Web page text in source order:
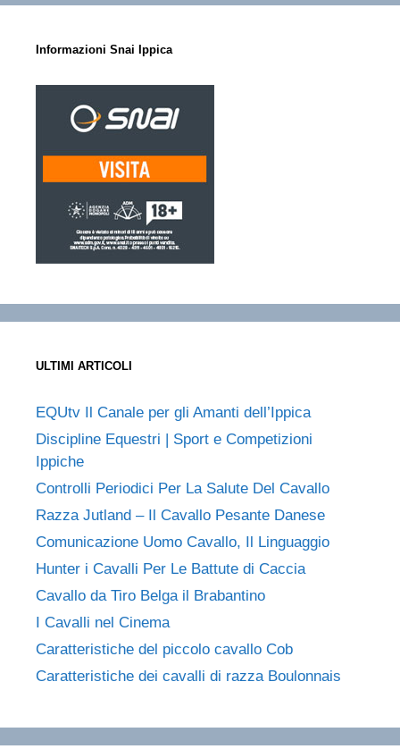
Informazioni Snai Ippica
ULTIMI ARTICOLI
EQUtv Il Canale per gli Amanti dell’Ippica
Discipline Equestri | Sport e Competizioni
Ippiche
Controlli Periodici Per La Salute Del Cavallo
Razza Jutland – Il Cavallo Pesante Danese
Comunicazione Uomo Cavallo, Il Linguaggio
Hunter i Cavalli Per Le Battute di Caccia
Cavallo da Tiro Belga il Brabantino
I Cavalli nel Cinema
Caratteristiche del piccolo cavallo Cob
Caratteristiche dei cavalli di razza Boulonnais